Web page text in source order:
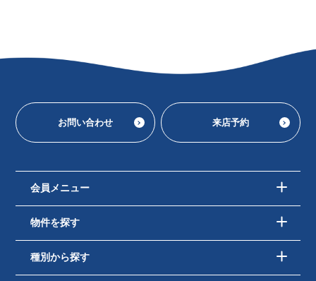
お問い合わせ 来店予約
会員メニュー
物件を探す
種別から探す